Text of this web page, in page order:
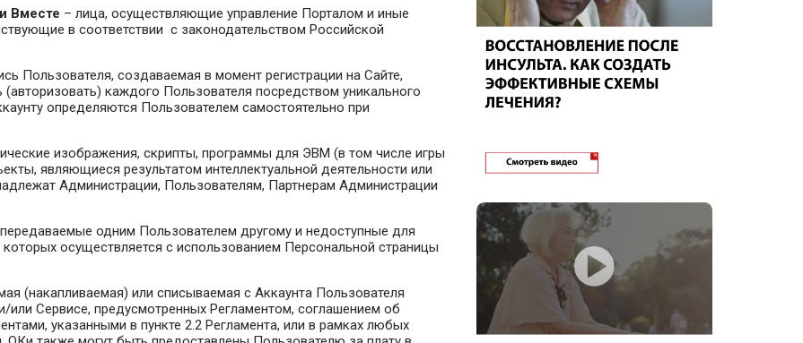
Вместе – лица, осуществляющие управление Порталом и иные
в соответствии с законодательством Российской
Пользователя, создаваемая в момент регистрации на Сайте,
каждого Пользователя посредством уникального
определяются Пользователем самостоятельно при
изображения, скрипты, программы для ЭВМ (в том числе игры
являющиеся результатом интеллектуальной деятельности или
Администрации, Пользователям, Партнерам Администрации
одним Пользователем другому и недоступные для
осуществляется с использованием Персональной страницы
(накапливаемая) или списываемая с Аккаунта Пользователя
или Сервисе, предусмотренных Регламентом, соглашением об
указанными в пункте 2.2 Регламента, или в рамках любых